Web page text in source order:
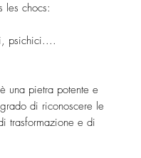
les chocs:
psichici....
una pietra potente e
di riconoscere le
trasformazione e di